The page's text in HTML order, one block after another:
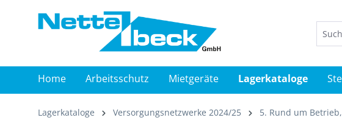
Zur Hauptnavigation springen
Home Arbeitsschutz Mietgeräte Lagerkataloge
Lagerkataloge Versorgungsnetzwerke 2024/25 5. Rund um